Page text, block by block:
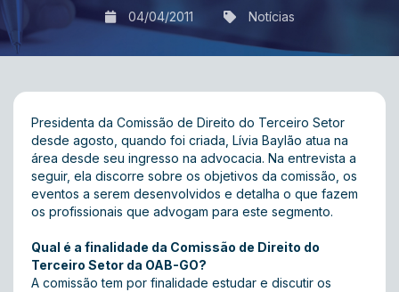
04/04/2011 Notícias
Presidenta da Comissão de Direito do Terceiro Setor
desde agosto, quando foi criada, Lívia Baylão atua na
área desde seu ingresso na advocacia. Na entrevista a
seguir, ela discorre sobre os objetivos da comissão, os
eventos a serem desenvolvidos e detalha o que fazem
os profissionais que advogam para este segmento.
Qual é a finalidade da Comissão de Direito do
Terceiro Setor da OAB-GO?
A comissão tem por finalidade estudar e discutir os